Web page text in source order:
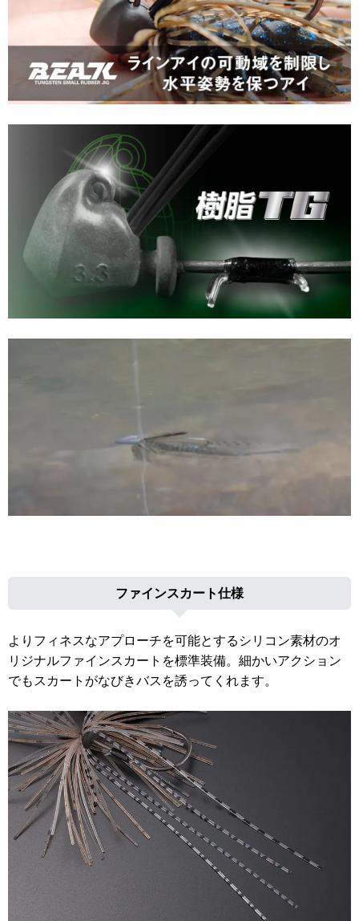
ファインスカート仕様
よりフィネスなアプローチを可能とするシリコン素材のオ
リジナルファインスカートを標準装備。細かいアクション
でもスカートがなびきバスを誘ってくれます。